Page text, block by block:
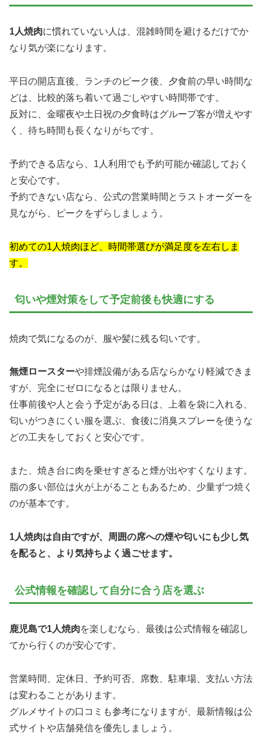
1人焼肉に慣れていない人は、混雑時間を避けるだけでか
なり気が楽になります。
平日の開店直後、ランチのピーク後、夕食前の早い時間な
どは、比較的落ち着いて過ごしやすい時間帯です。
反対に、金曜夜や土日祝の夕食時はグループ客が増えやす
く、待ち時間も長くなりがちです。
予約できる店なら、1人利用でも予約可能か確認しておく
と安心です。
予約できない店なら、公式の営業時間とラストオーダーを
見ながら、ピークをずらしましょう。
初めての1人焼肉ほど、時間帯選びが満足度を左右しま
す。
匂いや煙対策をして予定前後も快適にする
焼肉で気になるのが、服や髪に残る匂いです。
無煙ロースターや排煙設備がある店ならかなり軽減できま
すが、完全にゼロになるとは限りません。
仕事前後や人と会う予定がある日は、上着を袋に入れる、
匂いがつきにくい服を選ぶ、食後に消臭スプレーを使うな
どの工夫をしておくと安心です。
また、焼き台に肉を乗せすぎると煙が出やすくなります。
脂の多い部位は火が上がることもあるため、少量ずつ焼く
のが基本です。
1人焼肉は自由ですが、周囲の席への煙や匂いにも少し気
を配ると、より気持ちよく過ごせます。
公式情報を確認して自分に合う店を選ぶ
鹿児島で1人焼肉を楽しむなら、最後は公式情報を確認し
てから行くのが安心です。
営業時間、定休日、予約可否、席数、駐車場、支払い方法
は変わることがあります。
グルメサイトの口コミも参考になりますが、最新情報は公
式サイトや店舗発信を優先しましょう。